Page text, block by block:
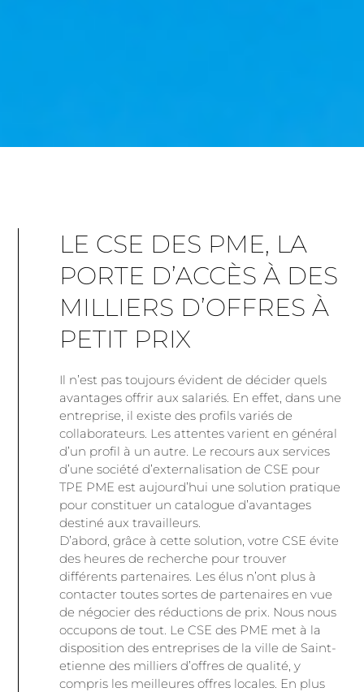
LE CSE DES PME, LA
PORTE D’ACCÈS À DES
MILLIERS D’OFFRES À
PETIT PRIX
Il n’est pas toujours évident de décider quels
avantages offrir aux salariés. En effet, dans une
entreprise, il existe des profils variés de
collaborateurs. Les attentes varient en général
d’un profil à un autre. Le recours aux services
d’une société d’externalisation de CSE pour
TPE PME est aujourd’hui une solution pratique
pour constituer un catalogue d’avantages
destiné aux travailleurs.
D’abord, grâce à cette solution, votre CSE évite
des heures de recherche pour trouver
différents partenaires. Les élus n’ont plus à
contacter toutes sortes de partenaires en vue
de négocier des réductions de prix. Nous nous
occupons de tout. Le CSE des PME met à la
disposition des entreprises de la ville de Saint-
etienne des milliers d’offres de qualité, y
compris les meilleures offres locales. En plus